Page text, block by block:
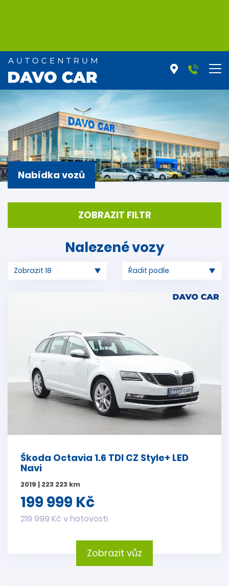
Nabídka vozů
ZOBRAZIT FILTR
Nalezené vozy
Škoda Octavia 1.6 TDI CZ Style+ LED
Navi
2019 | 223 223 km
199 999 Kč
219 999 Kč v hotovosti
Zobrazit vůz